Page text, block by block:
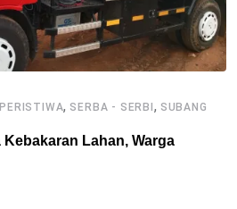
PERISTIWA, SERBA - SERBI , SUBANG
Lahan, Warga